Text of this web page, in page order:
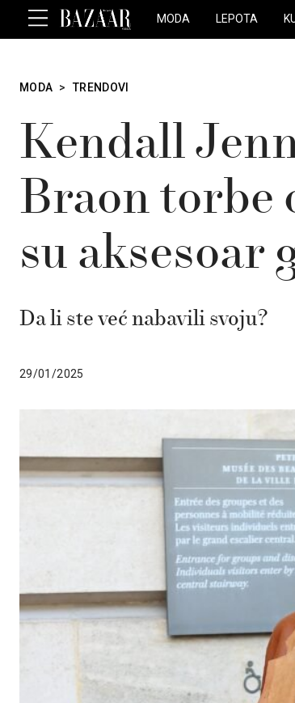
MODA LEPOTA
MODA > TRENDOVI
Kendall
Braon torbe
su aksesoar
Da li ste već nabavili svoju?
29/01/2025